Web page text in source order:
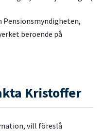
Pensionsmyndigheten,
beroende på
Kristoffer
vill föreslå